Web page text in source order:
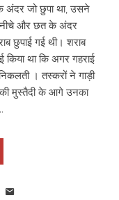
अंदर जो छुपा था, उसने
नीचे और छत के अंदर
छुपाई गई थी। शराब
था कि अगर गहराई
। तस्करों ने गाड़ी
मुस्तैदी के आगे उनका